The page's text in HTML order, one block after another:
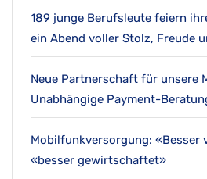
189 junge Berufsleute feiern
ein Abend voller Stolz, Freude
Neue Partnerschaft für unsere
Unabhängige Payment-
Mobilfunkversorgung: «Besser
«besser gewirtschaftet»